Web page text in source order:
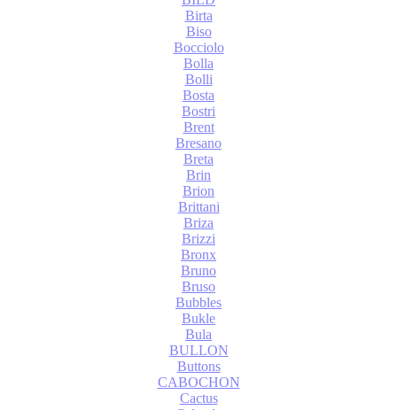
Birta
Biso
Bocciolo
Bolla
Bolli
Bosta
Bostri
Brent
Bresano
Breta
Brin
Brion
Brittani
Briza
Brizzi
Bronx
Bruno
Bruso
Bubbles
Bukle
Bula
BULLON
Buttons
CABOCHON
Cactus